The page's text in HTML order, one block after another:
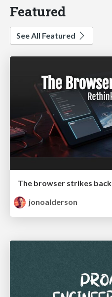
Featured
See All Featured
The browser strikes back
jonoalderson